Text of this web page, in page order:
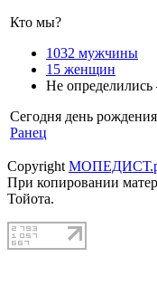
Кто мы?
1032 мужчины
15 женщин
Не
Сегодня день
Ранец
Copyright
При копировании
Тойота.